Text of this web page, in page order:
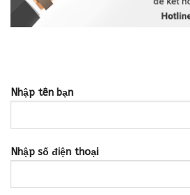
Nhập tên bạn
Nhập số điện thoại